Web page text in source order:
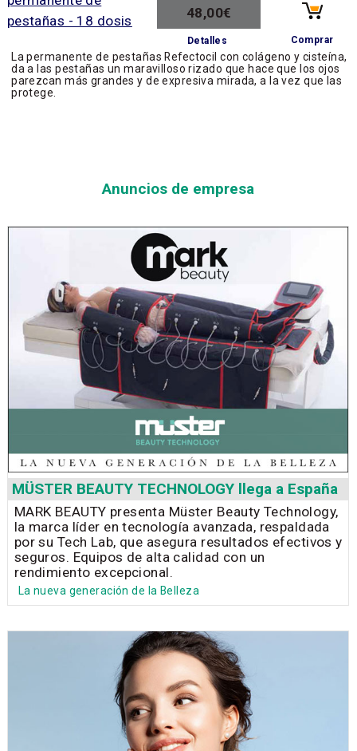
48,00€
Detalles Comprar
La permanente de pestañas Refectocil con colágeno y cisteína,
da a las pestañas un maravilloso rizado que hace que los ojos
parezcan más grandes y de expresiva mirada, a la vez que las
protege.
Anuncios de empresa
MÜSTER BEAUTY TECHNOLOGY llega a España
MARK BEAUTY presenta Müster Beauty Technology,
la marca líder en tecnología avanzada, respaldada
por su Tech Lab, que asegura resultados efectivos y
seguros. Equipos de alta calidad con un
rendimiento excepcional.
La nueva generación de la Belleza